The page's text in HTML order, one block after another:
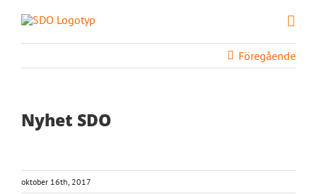
Föregående
Nyhet SDO
oktober 16th, 2017